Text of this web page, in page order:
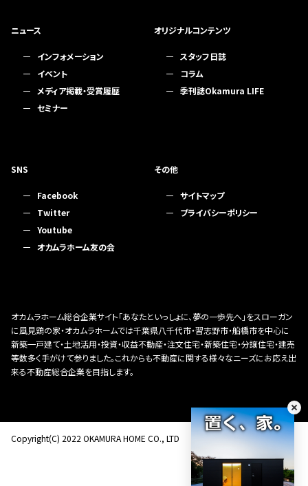
ニュース
インフォメーション
イベント
メディア掲載・受賞履歴
セミナー
オリジナルコンテンツ
スタッフ日誌
コラム
季刊誌Okamura LIFE
SNS
Facebook
Twitter
Youtube
オカムラホーム友の会
その他
サイトマップ
プライバシーポリシー
オカムラホーム総合企業サイト「あなたといっしょに、夢の一歩先へ」をスローガン
に風見鶏の家・オカムラホームでは千葉県八千代市・習志野市・船橋市を中心に
新築一戸建て・土地活用・投資・収益不動産・注文住宅・新築住宅・分譲住宅・建売
等数多く手がけて参りました。これからも不動産に関する様々なニーズにお応え出
来る不動産総合企業を目指します。
Copyright(C) 2022 OKAMURA HOME CO., LTD